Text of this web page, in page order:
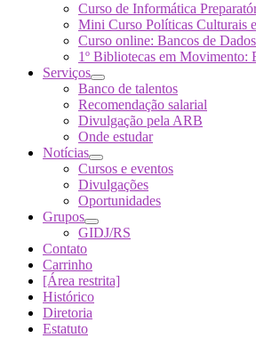
Curso de Informática
Mini Curso Políticas Culturais
Curso online: Bancos de
1º Bibliotecas em Movimento:
Serviços
Banco de talentos
Recomendação salarial
Divulgação pela ARB
Onde estudar
Notícias
Cursos e eventos
Divulgações
Oportunidades
Grupos
GIDJ/RS
Contato
Carrinho
[Área restrita]
Histórico
Diretoria
Estatuto